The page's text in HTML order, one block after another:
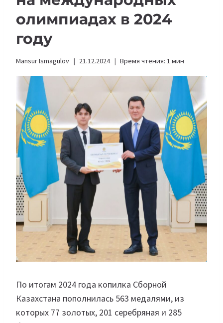
олимпиадах в 2024
году
Mansur Ismagulov 21.12.2024 Время чтения: 1 мин
По итогам 2024 года копилка Сборной
Казахстана пополнилась 563 медалями, из
которых 77 золотых, 201 серебряная и 285